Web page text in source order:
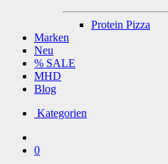
Protein Pizza
Marken
Neu
% SALE
MHD
Blog
Kategorien
0